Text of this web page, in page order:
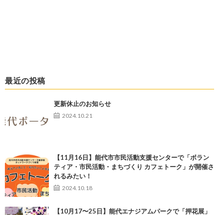
最近の投稿
更新休止のお知らせ
2024.10.21
【11月16日】能代市市民活動支援センターで「ボラン
ティア・市民活動・まちづくり カフェトーク」が開催さ
れるみたい！
2024.10.18
【10月17〜25日】能代エナジアムパークで「押花展」